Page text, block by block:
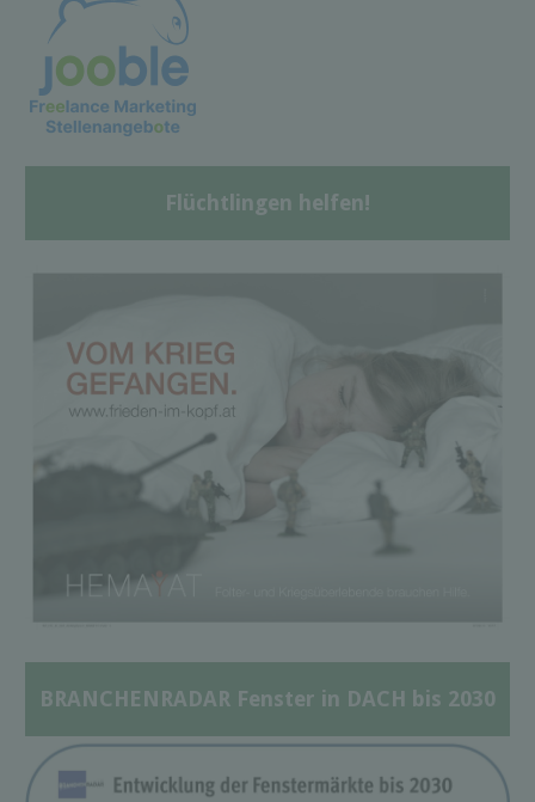
Flüchtlingen helfen!
BRANCHENRADAR Fenster in DACH bis 2030